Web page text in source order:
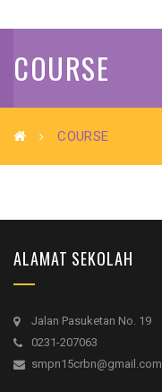
COURSE
COURSE
ALAMAT SEKOLAH
Jalan Pasuketan No. 19
0231-207063
smpn15crbn@gmail.com